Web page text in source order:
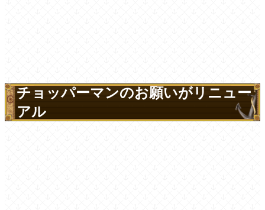
チョッパーマンのお願いがリニュー
アル